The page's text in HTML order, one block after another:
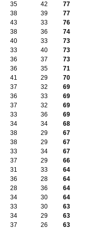
35 42 77
38 39 77
43 33 76
38 36 74
40 33 73
33 40 73
36 37 73
36 35 71
41 29 70
37 32 69
36 33 69
37 32 69
33 36 69
34 34 68
38 29 67
38 29 67
33 34 67
37 29 66
31 33 64
36 28 64
28 36 64
34 30 64
33 30 63
34 29 63
37 26 63